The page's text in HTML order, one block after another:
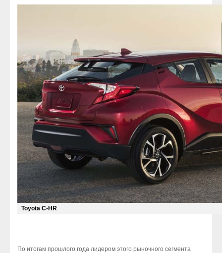
Toyota C-HR
По итогам прошлого года лидером этого рыночного сегмента